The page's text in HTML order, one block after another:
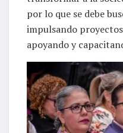
por lo que se debe
impulsando
apoyando y